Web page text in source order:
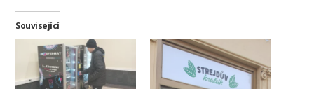
Související